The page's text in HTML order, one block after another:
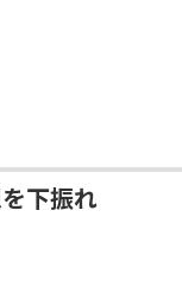
下振れ